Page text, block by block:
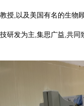
教授,以及美国有名的生物
技研发为主,集思广益,共同